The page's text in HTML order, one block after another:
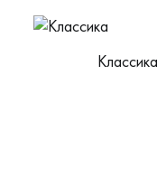
Классика